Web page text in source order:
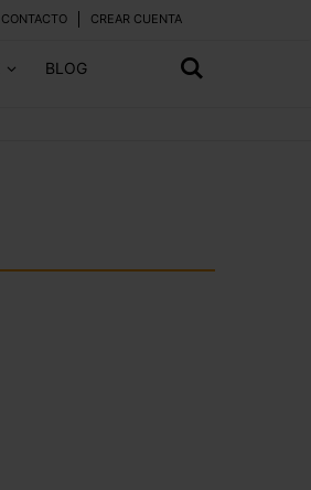
CONTACTO CREAR CUENTA
BLOG